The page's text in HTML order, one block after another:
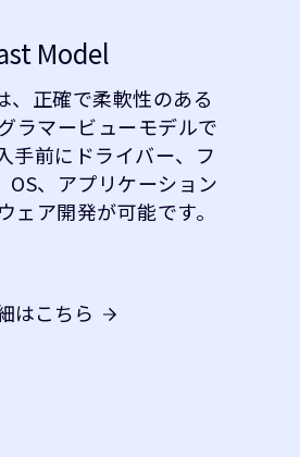
Model
、正確で柔軟性のある
ラマービューモデルで
手前にドライバー、フ
OS、アプリケーション
ェア開発が可能です。
はこちら